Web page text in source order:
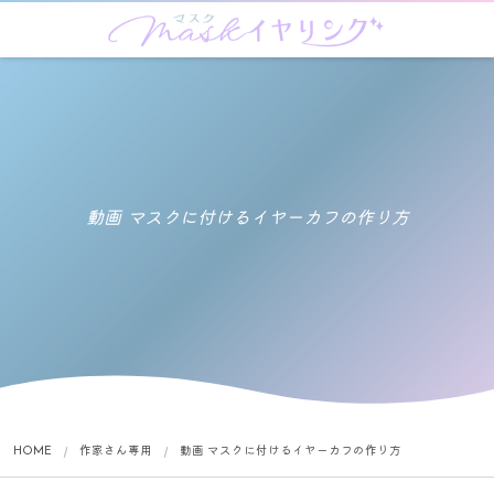
動画 マスクに付けるイヤーカフの作り方
HOME 作家さん専用 動画 マスクに付けるイヤーカフの作り方